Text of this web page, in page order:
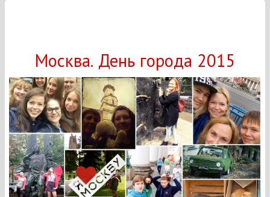
Москва. День города 2015